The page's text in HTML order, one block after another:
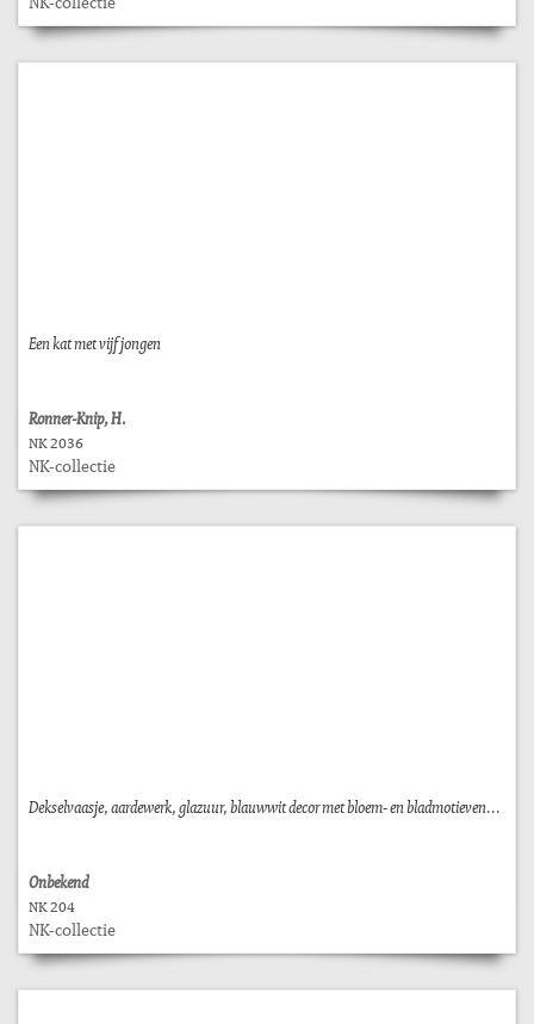
Een kat met vijf jongen
Ronner-Knip, H.
NK 2036
NK-collectie
Dekselvaasje, aardewerk, glazuur, blauwwit decor met bloem- en bladmotieven...
Onbekend
NK 204
NK-collectie